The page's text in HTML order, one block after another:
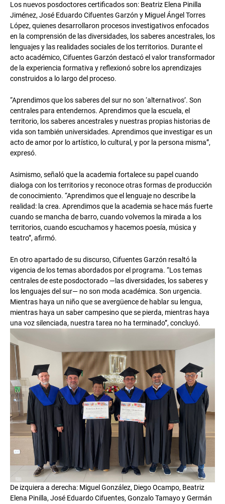
Los nuevos posdoctores certificados son: Beatriz Elena Pinilla
Jiménez, José Eduardo Cifuentes Garzón y Miguel Ángel Torres
López, quienes desarrollaron procesos investigativos enfocados
en la comprensión de las diversidades, los saberes ancestrales, los
lenguajes y las realidades sociales de los territorios. Durante el
acto académico, Cifuentes Garzón destacó el valor transformador
de la experiencia formativa y reflexionó sobre los aprendizajes
construidos a lo largo del proceso.
“Aprendimos que los saberes del sur no son ‘alternativos’. Son
centrales para entendernos. Aprendimos que la escuela, el
territorio, los saberes ancestrales y nuestras propias historias de
vida son también universidades. Aprendimos que investigar es un
acto de amor por lo artístico, lo cultural, y por la persona misma”,
expresó.
Asimismo, señaló que la academia fortalece su papel cuando
dialoga con los territorios y reconoce otras formas de producción
de conocimiento. “Aprendimos que el lenguaje no describe la
realidad: la crea. Aprendimos que la academia se hace más fuerte
cuando se mancha de barro, cuando volvemos la mirada a los
territorios, cuando escuchamos y hacemos poesía, música y
teatro”, afirmó.
En otro apartado de su discurso, Cifuentes Garzón resaltó la
vigencia de los temas abordados por el programa. “Los temas
centrales de este posdoctorado —las diversidades, los saberes y
los lenguajes del sur— no son moda académica. Son urgencia.
Mientras haya un niño que se avergüence de hablar su lengua,
mientras haya un saber campesino que se pierda, mientras haya
una voz silenciada, nuestra tarea no ha terminado”, concluyó.
De izquiera a derecha: Miguel González, Diego Ocampo, Beatriz
Elena Pinilla, José Eduardo Cifuentes, Gonzalo Tamayo y Germán